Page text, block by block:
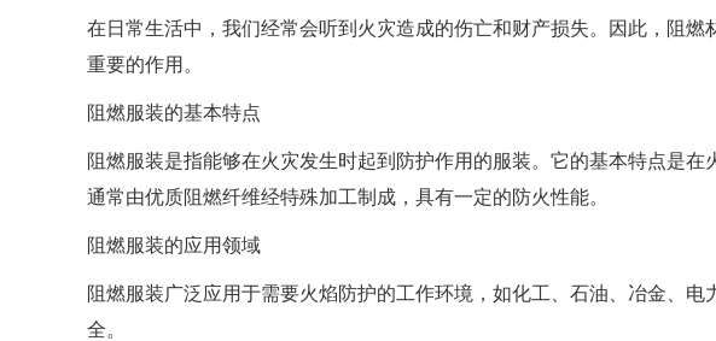
在日常生活中，我们经常会听到火灾造成的伤亡和财产损失。因此，阻
重要的作用。
阻燃服装的基本特点
阻燃服装是指能够在火灾发生时起到防护作用的服装。它的基本特点是
通常由优质阻燃纤维经特殊加工制成，具有一定的防火性能。
阻燃服装的应用领域
阻燃服装广泛应用于需要火焰防护的工作环境，如化工、石油、冶金、
全。